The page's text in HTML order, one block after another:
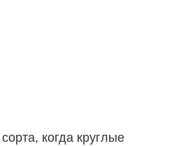
когда круглые